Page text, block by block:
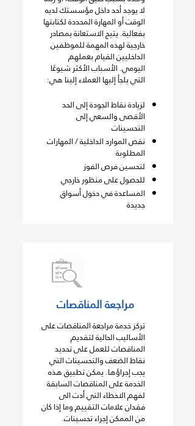
لا يوجد أحد داخل مؤسستك لديه
الوقت أو المهارة المحددة لكتابتها
بفعالية. يتيح الاستعانة بمصادر
خارجية لهذه المهمة للموظفين
الداخليين القيام بعملهم
اليومي. الأسباب الأكثر شيوعًا
التي يلجأ إليها العملاء إلينا هي:
لزيادة نقاط الجودة إلى الحد
الأقصى والسعي إلى
التحسينات
نقص الموارد الداخلية / المهارات
المطلوبة
لتحسين فرص الفوز
للحصول على منظور خارجي
المساعدة في دخول أسواق
جديدة
مراجعة المناقصات
تركز خدمة مراجعة المناقصات على
الأساليب الحالية لتقديم
المناقصات للعمل على تحديد
نقاط الضعف والتحسينات التي
يجب إجراؤها. يمكن تطبيق هذه
الخدمة على المناقصات السابقة
لفهم الاخطاء التي أدت الى
فقدان علامات التقييم وما إذا كان
من الممكن إجراء تحسينات.